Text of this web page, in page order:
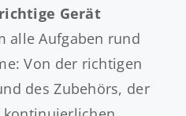
Gerät
alle Aufgaben rund
Von der richtigen
des Zubehörs, der